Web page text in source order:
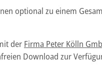
optional zu einem
der Firma Peter Kölln
Download zur